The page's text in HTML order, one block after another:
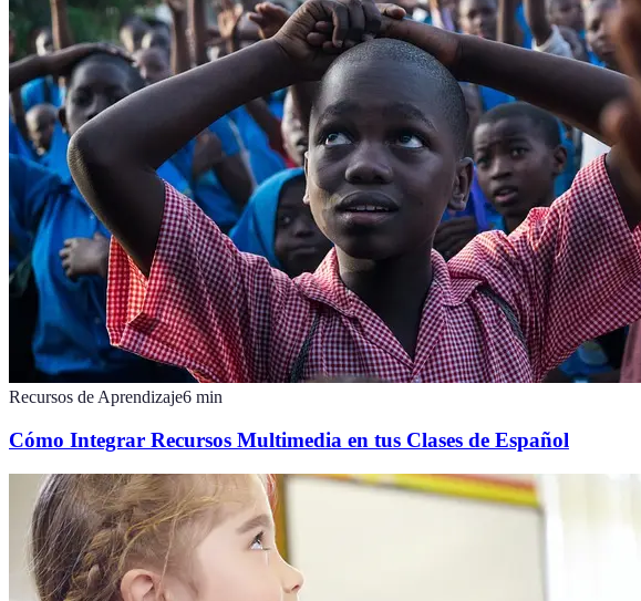
Recursos de Aprendizaje6 min
Cómo Integrar Recursos Multimedia en tus Clases de Español